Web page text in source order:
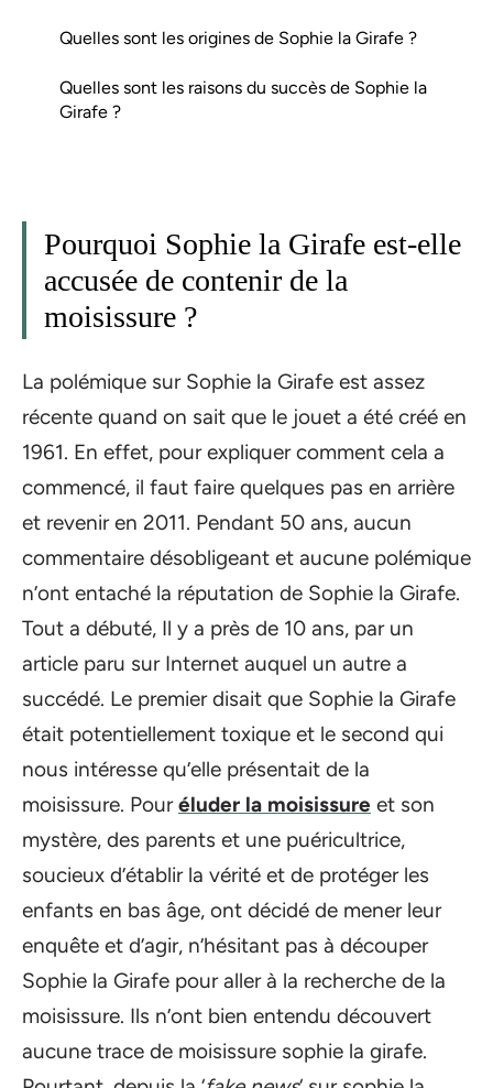
Quelles sont les origines de Sophie la Girafe ?
Quelles sont les raisons du succès de Sophie la
Girafe ?
Pourquoi Sophie la Girafe est-elle
accusée de contenir de la
moisissure ?
La polémique sur Sophie la Girafe est assez
récente quand on sait que le jouet a été créé en
1961. En effet, pour expliquer comment cela a
commencé, il faut faire quelques pas en arrière
et revenir en 2011. Pendant 50 ans, aucun
commentaire désobligeant et aucune polémique
n’ont entaché la réputation de Sophie la Girafe.
Tout a débuté, Il y a près de 10 ans, par un
article paru sur Internet auquel un autre a
succédé. Le premier disait que Sophie la Girafe
était potentiellement toxique et le second qui
nous intéresse qu’elle présentait de la
moisissure. Pouréluder la moisissure et son
mystère, des parents et une puéricultrice,
soucieux d’établir la vérité et de protéger les
enfants en bas âge, ont décidé de mener leur
enquête et d’agir, n’hésitant pas à découper
Sophie la Girafe pour aller à la recherche de la
moisissure. Ils n’ont bien entendu découvert
aucune trace de moisissure sophie la girafe.